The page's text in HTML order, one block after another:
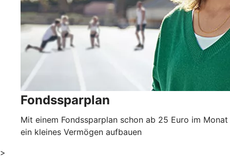
Fondssparplan
Mit einem Fondssparplan schon ab 25 Euro im Monat
ein kleines Vermögen aufbauen
>